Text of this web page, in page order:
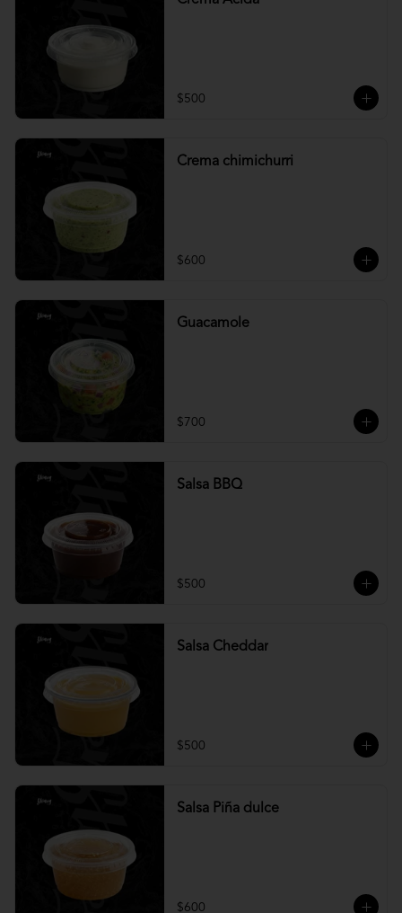
$500
Crema chimichurri
$600
Guacamole
$700
Salsa BBQ
$500
Salsa Cheddar
$500
Salsa Piña dulce
$600